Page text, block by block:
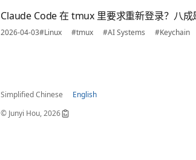
Claude Code 在 tmux 里要求重新登录？八
2026-04-03#Linux #tmux #AI Systems #Keychain
Simplified Chinese
English
© Junyi Hou, 2026